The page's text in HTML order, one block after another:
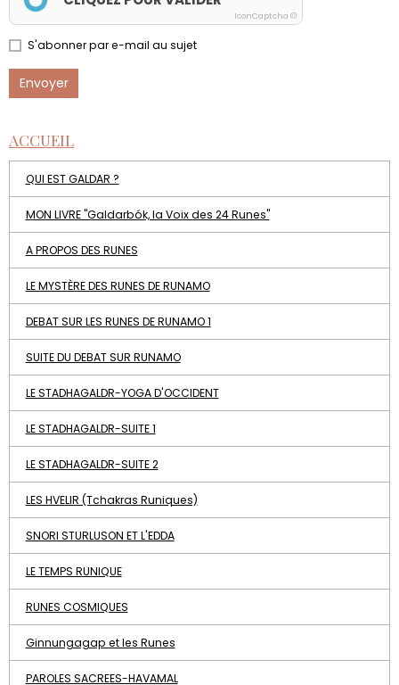
IconCaptcha ©
S'abonner par e-mail au sujet
Envoyer
ACCUEIL
QUI EST GALDAR ?
MON LIVRE "Galdarbók, la Voix des 24 Runes"
A PROPOS DES RUNES
LE MYSTÈRE DES RUNES DE RUNAMO
DEBAT SUR LES RUNES DE RUNAMO 1
SUITE DU DEBAT SUR RUNAMO
LE STADHAGALDR-YOGA D'OCCIDENT
LE STADHAGALDR-SUITE 1
LE STADHAGALDR-SUITE 2
LES HVELIR (Tchakras Runiques)
SNORI STURLUSON ET L'EDDA
LE TEMPS RUNIQUE
RUNES COSMIQUES
Ginnungagap et les Runes
PAROLES SACREES-HAVAMAL